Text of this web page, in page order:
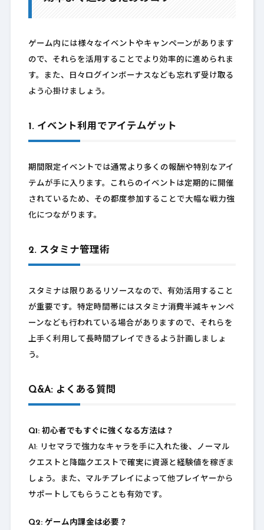
ゲーム内には様々なイベントやキャンペーンがあります
ので、それらを活用することでより効率的に進められま
す。また、日々ログインボーナスなども忘れず受け取る
よう心掛けましょう。
1. イベント利用でアイテムゲット
期間限定イベントでは通常より多くの報酬や特別なアイ
テムが手に入ります。これらのイベントは定期的に開催
されているため、その都度参加することで大幅な戦力強
化につながります。
2. スタミナ管理術
スタミナは限りあるリソースなので、有効活用すること
が重要です。特定時間帯にはスタミナ消費半減キャンペ
ーンなども行われている場合がありますので、それらを
上手く利用して長時間プレイできるよう計画しましょ
う。
Q&A: よくある質問
Q1: 初心者でもすぐに強くなる方法は？
A1: リセマラで強力なキャラを手に入れた後、ノーマル
クエストと降臨クエストで確実に資源と経験値を稼ぎま
しょう。また、マルチプレイによって他プレイヤーから
サポートしてもらうことも有効です。
Q2: ゲーム内課金は必要？